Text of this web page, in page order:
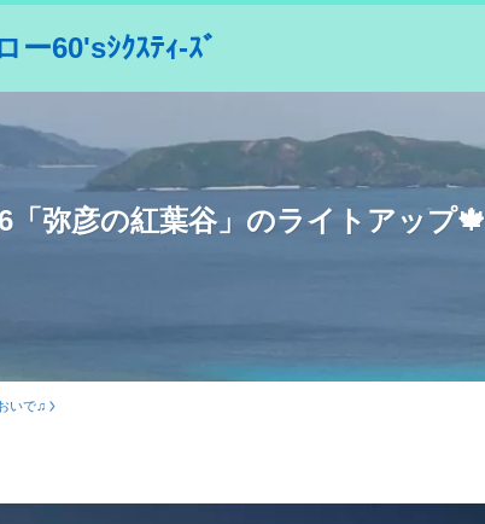
ー60'sｼｸｽﾃｨ-ｽﾞ
「弥彦の紅葉谷」のライトアップ🍁
いで♫